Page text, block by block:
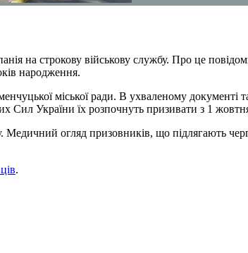
на строкову військову службу. Про це
народження.
міської ради. В ухваленому документі
Сил України їх розпочнуть призивати з 1
Медичний огляд призовників, що підлягають
.